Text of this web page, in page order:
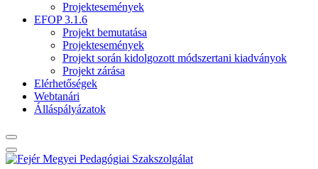
Projektesemények
EFOP 3.1.6
Projekt bemutatása
Projektesemények
Projekt során kidolgozott módszertani kiadványok
Projekt zárása
Elérhetőségek
Webtanári
Álláspályázatok